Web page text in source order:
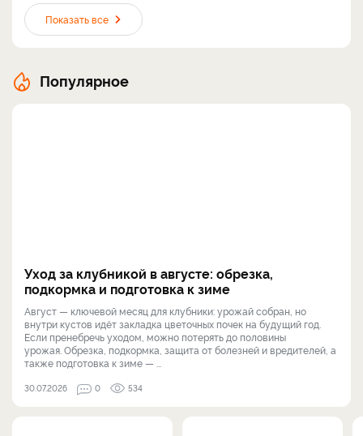
Показать все
Популярное
Уход за клубникой в августе: обрезка,
подкормка и подготовка к зиме
Август — ключевой месяц для клубники: урожай собран, но
внутри кустов идёт закладка цветочных почек на будущий год.
Если пренебречь уходом, можно потерять до половины
урожая. Обрезка, подкормка, защита от болезней и вредителей, а
также подготовка к зиме — ...
30.07.2026 0 534